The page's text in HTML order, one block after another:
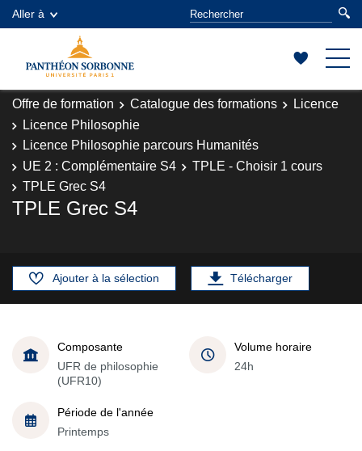
Aller à
Offre de formation Catalogue des formations
Licence
Licence Philosophie
Licence Philosophie parcours Humanités
UE 2 : Complémentaire S4
TPLE - Choisir 1 cours
TPLE Grec S4
TPLE Grec S4
Ajouter à la sélection Télécharger
Composante
UFR de philosophie
(UFR10)
Volume horaire
24h
Période de l'année
Printemps